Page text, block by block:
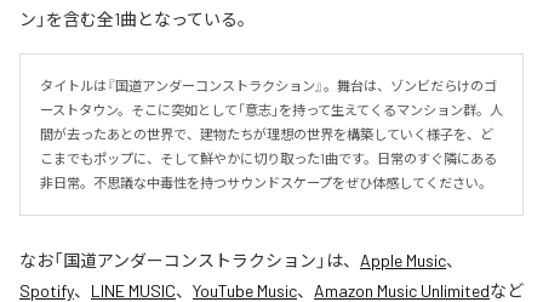
ン」を含む全1曲となっている。
タイトルは『国道アンダーコンストラクション』。舞台は、ゾンビだらけのゴ
ーストタウン。そこに突如として「意志」を持って生えてくるマンション群。人
間が去ったあとの世界で、建物たちが理想の世界を構築していく様子を、ど
こまでもポップに、そして鮮やかに切り取った1曲です。日常のすぐ隣にある
非日常。不思議な中毒性を持つサウンドスケープをぜひ体感してください。
なお「国道アンダーコンストラクション 」は、 Apple Music、
Spotify、 LINE MUSIC、 YouTube Music、 Amazon Music Unlimitedなど